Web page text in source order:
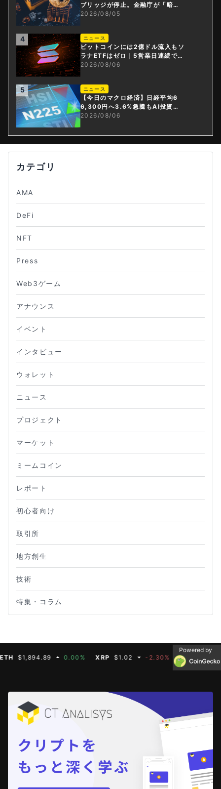
ブリッジが停止。金融庁が「暗号
資産・ステーブルコイン課」新設
2026/08/05
4 ニュース
ビットコインには2億ドル流入もソ
ラナETFはゼロ｜5営業日連続で停
止
2026/08/06
5 ニュース
【今日のマクロ経済】日経平均6
6,300円へ3.6%急騰もAI投資回
収懸念が再燃
2026/08/06
カテゴリ
AMA
DeFi
NFT
Press
Web3ゲーム
アナウンス
イベント
インタビュー
ウォレット
ニュース
プロジェクト
マーケット
ミームコイン
レポート
初心者向け
取引所
地方創生
技術
特集・コラム
$1,894.89 0.00% XRP $1.02 -2.30% BNB $587.07
Powered by